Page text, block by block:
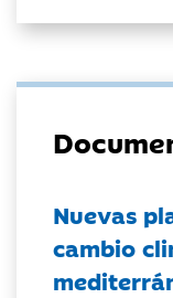
Nuevas
cambio